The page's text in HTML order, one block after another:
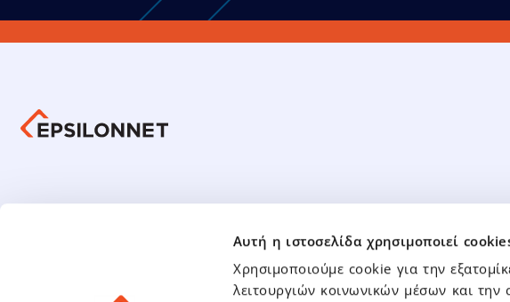
Αυτή η ιστοσελίδα χρησιμοποιεί
Χρησιμοποιούμε cookie για την
λειτουργιών κοινωνικών μέσων και την
Οικονομικά Στοιχεία Ομίλου –
Οικονομικά Στοιχεία Θυγατρικών